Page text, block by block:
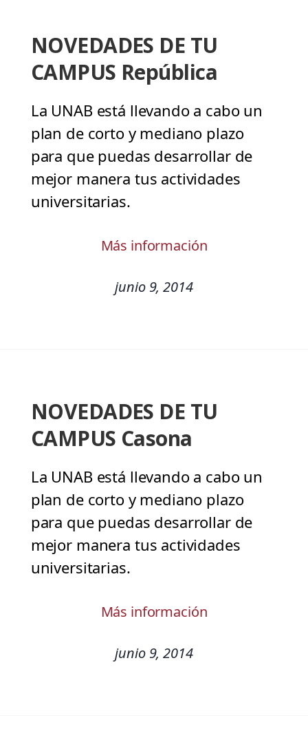
NOVEDADES DE TU
CAMPUS República
La UNAB está llevando a cabo un
plan de corto y mediano plazo
para que puedas desarrollar de
mejor manera tus actividades
universitarias.
Más información
junio 9, 2014
NOVEDADES DE TU
CAMPUS Casona
La UNAB está llevando a cabo un
plan de corto y mediano plazo
para que puedas desarrollar de
mejor manera tus actividades
universitarias.
Más información
junio 9, 2014